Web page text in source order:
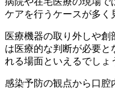
ケアを行うケースが多く
医療機器の取り外しや
は医療的な判断が必要と
れる場面といえるでしょ
感染予防の観点から口腔